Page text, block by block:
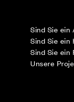
Sind Sie
Sind Sie ein
Sind Sie ein
Unsere